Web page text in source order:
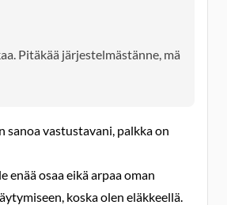
Pitäkää järjestelmästänne, mä
sanoa vastustavani, palkka on
enää osaa eikä arpaa oman
koska olen eläkkeellä.